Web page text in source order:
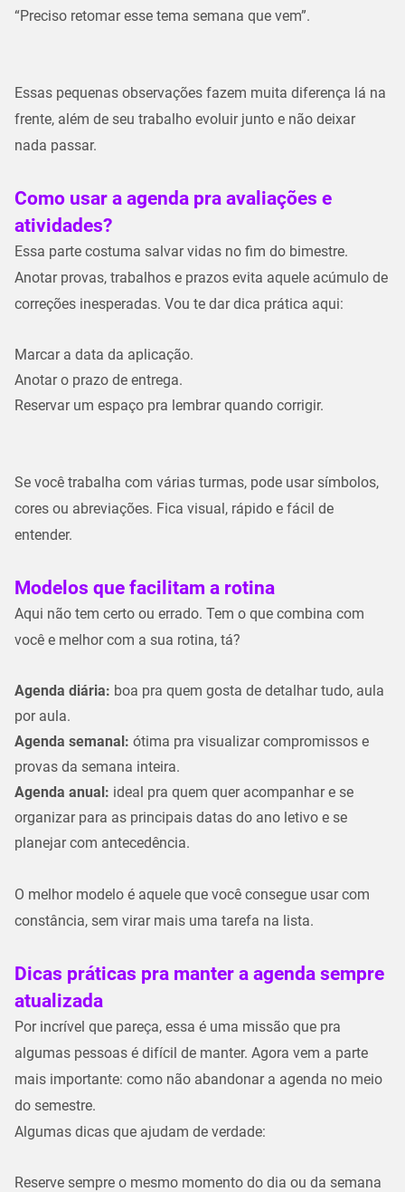
“Preciso retomar esse tema semana que vem”.
Essas pequenas observações fazem muita diferença lá na
frente, além de seu trabalho evoluir junto e não deixar
nada passar.
Como usar a agenda pra avaliações e
atividades?
Essa parte costuma salvar vidas no fim do bimestre.
Anotar provas, trabalhos e prazos evita aquele acúmulo de
correções inesperadas. Vou te dar dica prática aqui:
Marcar a data da aplicação.
Anotar o prazo de entrega.
Reservar um espaço pra lembrar quando corrigir.
Se você trabalha com várias turmas, pode usar símbolos,
cores ou abreviações. Fica visual, rápido e fácil de
entender.
Modelos que facilitam a rotina
Aqui não tem certo ou errado. Tem o que combina com
você e melhor com a sua rotina, tá?
Agenda diária: boa pra quem gosta de detalhar tudo, aula
por aula.
Agenda semanal: ótima pra visualizar compromissos e
provas da semana inteira.
Agenda anual: ideal pra quem quer acompanhar e se
organizar para as principais datas do ano letivo e se
planejar com antecedência.
O melhor modelo é aquele que você consegue usar com
constância, sem virar mais uma tarefa na lista.
Dicas práticas pra manter a agenda sempre
atualizada
Por incrível que pareça, essa é uma missão que pra
algumas pessoas é difícil de manter. Agora vem a parte
mais importante: como não abandonar a agenda no meio
do semestre.
Algumas dicas que ajudam de verdade:
Reserve sempre o mesmo momento do dia ou da semana